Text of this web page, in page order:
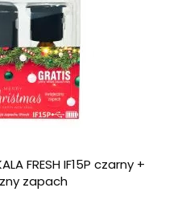
FRESH IF15P czarny +
zapach